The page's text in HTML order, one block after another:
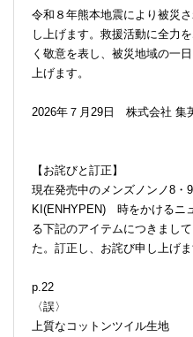
令和８年熊本地震により被災
し上げます。救援活動に全力
く敬意を表し、被災地域の一
上げます。
2026年７月29日 株式会社 集
【お詫びと訂正】
現在発売中のメンズノンノ8・
KI(ENHYPEN) 時をかけるニ
る下記のアイテムにつきまし
た。訂正し、お詫び申し上げま
p.22
〈誤〉
上質なコットンツイル生地